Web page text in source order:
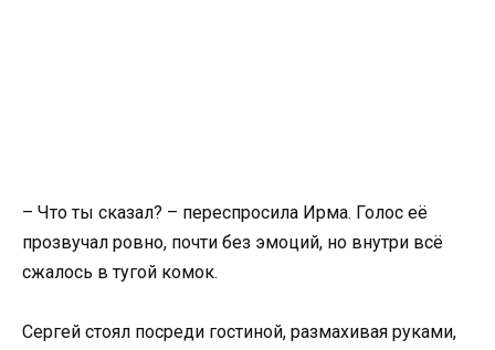
– Что ты сказал? – переспросила Ирма. Голос её
прозвучал ровно, почти без эмоций, но внутри всё
сжалось в тугой комок.
Сергей стоял посреди гостиной, размахивая руками,